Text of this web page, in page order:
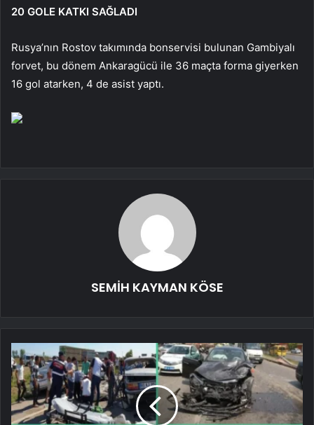
20 GOLE KATKI SAĞLADI
Rusya’nın Rostov takımında bonservisi bulunan Gambiyalı
forvet, bu dönem Ankaragücü ile 36 maçta forma giyerken
16 gol atarken, 4 de asist yaptı.
SEMİH KAYMAN KÖSE